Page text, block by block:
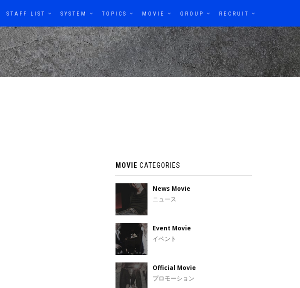
STAFF LIST SYSTEM TOPICS MOVIE GROUP RECRUIT
MOVIE CATEGORIES
News Movie
ニュース
Event Movie
イベント
Official Movie
プロモーション